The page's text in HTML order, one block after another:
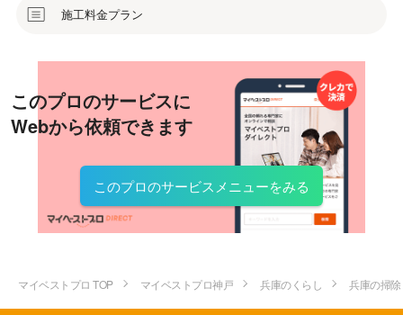
施工料金プラン
このプロのサービスに
Webから依頼できます
このプロのサービスメニューをみる
マイベストプロ TOP マイベストプロ神戸 兵庫のくらし 兵庫の掃